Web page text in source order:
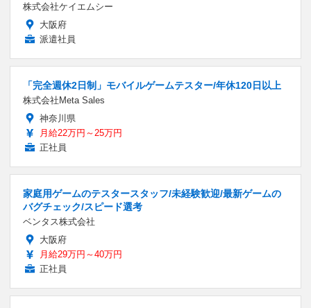
株式会社ケイエムシー
大阪府
派遣社員
「完全週休2日制」モバイルゲームテスター/年休120日以上
株式会社Meta Sales
神奈川県
月給22万円～25万円
正社員
家庭用ゲームのテスタースタッフ/未経験歓迎/最新ゲームの
バグチェック/スピード選考
ベンタス株式会社
大阪府
月給29万円～40万円
正社員